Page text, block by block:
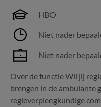
HBO
Niet nader
Niet nader
Over de functie Wil jij
brengen in de ambulante
regieverpleegkundige